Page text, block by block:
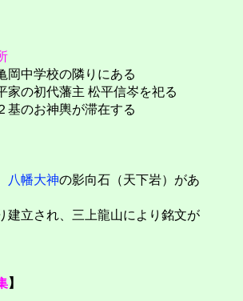
岡中学校の隣りにある
家の初代藩主 松平信岑を祀る
のお神輿が滞在する
八幡大神の影向石（天下岩）があ
立され、三上龍山により銘文が
】